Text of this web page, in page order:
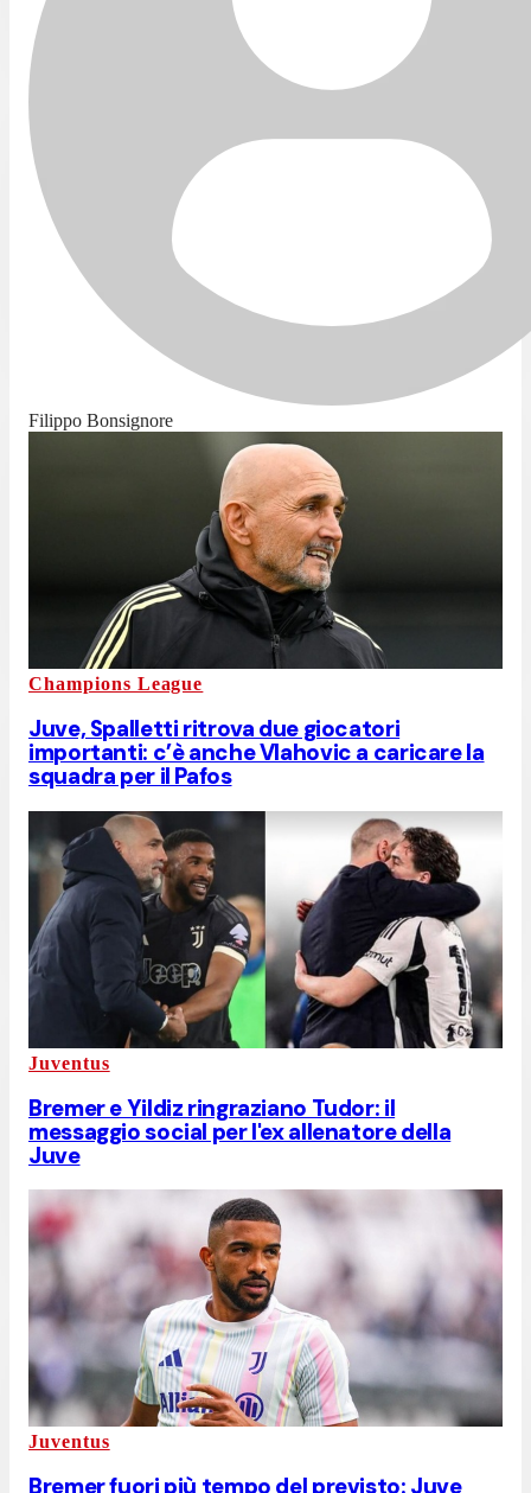
Filippo Bonsignore
Champions League
Juve, Spalletti ritrova due giocatori
importanti: c’è anche Vlahovic a caricare la
squadra per il Pafos
Juventus
Bremer e Yildiz ringraziano Tudor: il
messaggio social per l'ex allenatore della
Juve
Juventus
Bremer fuori più tempo del previsto: Juve